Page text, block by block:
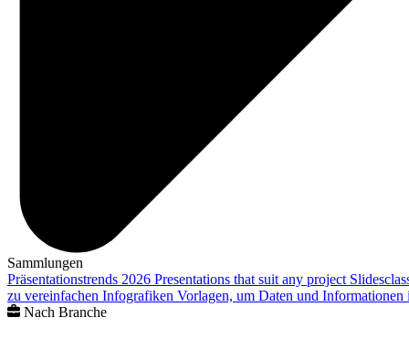
Sammlungen
Präsentationstrends 2026 Presentations that suit any project
zu vereinfachen Infografiken Vorlagen, um Daten und
Nach Branche